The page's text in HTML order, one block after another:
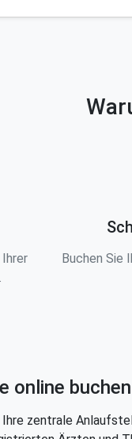
Buchen Sie
online
zentrale